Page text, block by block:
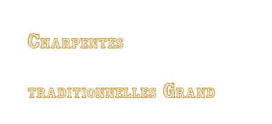
Charpentes
traditionnelles Grand